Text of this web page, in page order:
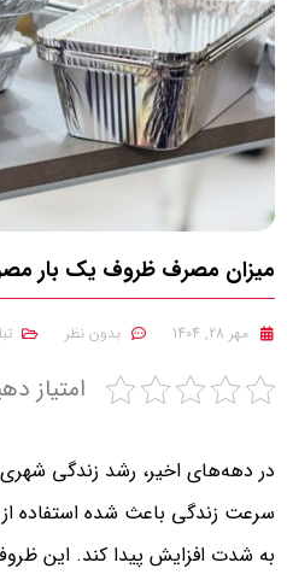
میزان مصرف ظروف یک‌ بار
مهر 28, 1404 بدون نظر
امتیاز
در دهه‌های اخیر، رشد زندگی
سرعت زندگی باعث شده استفاده از
به شدت افزایش پیدا کند. این ظروف